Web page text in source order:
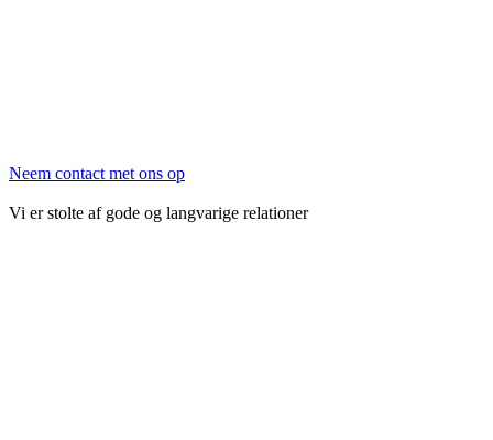
Neem contact met ons op
Vi er stolte af gode og langvarige relationer